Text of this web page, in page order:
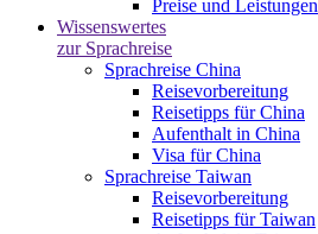
Preise und Leistungen
Wissenswertes
zur Sprachreise
Sprachreise China
Reisevorbereitung
Reisetipps für China
Aufenthalt in China
Visa für China
Sprachreise Taiwan
Reisevorbereitung
Reisetipps für Taiwan